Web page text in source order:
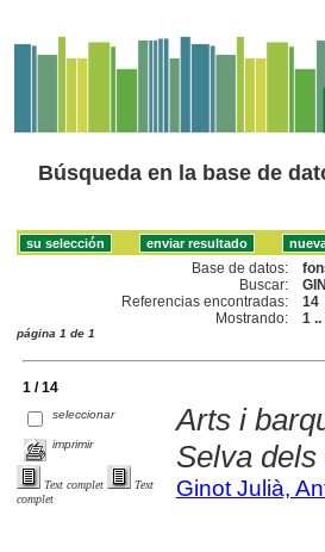
Búsqueda en la base de
Base de datos:
Buscar:
Referencias encontradas:
14
Mostrando:
1 ..
página 1 de 1
1 / 14
seleccionar
imprimir
Text complet
Text
complet
Arts i
Selva
Ginot Julià,